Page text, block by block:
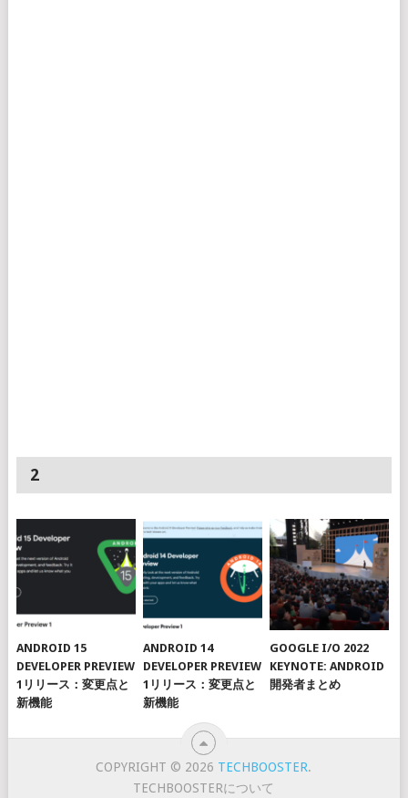
2
ANDROID 15
DEVELOPER PREVIEW
1リリース：変更点と
新機能
ANDROID 14
DEVELOPER PREVIEW
1リリース：変更点と
新機能
GOOGLE I/O 2022
KEYNOTE: ANDROID
開発者まとめ
COPYRIGHT © 2026 TECHBOOSTER.
TECHBOOSTERについて